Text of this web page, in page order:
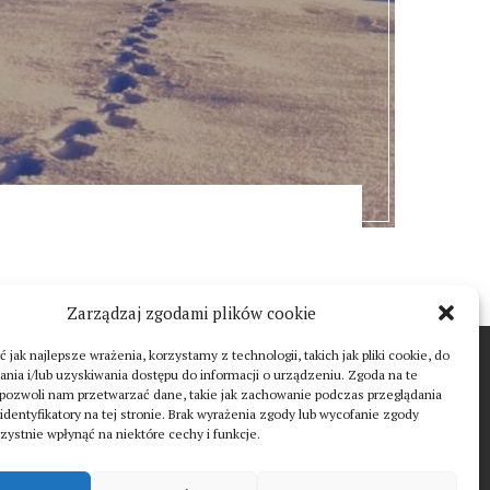
Zarządzaj zgodami plików cookie
jak najlepsze wrażenia, korzystamy z technologii, takich jak pliki cookie, do
i/lub uzyskiwania dostępu do informacji o urządzeniu. Zgoda na te
nam przetwarzać dane, takie jak zachowanie podczas przeglądania
na tej stronie. Brak wyrażenia zgody lub wycofanie zgody
wpłynąć na niektóre cechy i funkcje.